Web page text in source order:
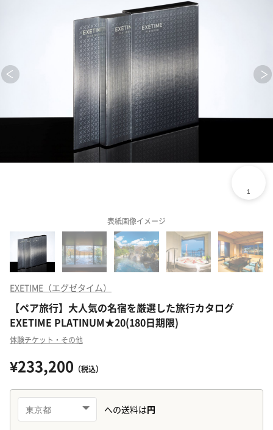
表紙画像イメージ
EXETIME（エグゼタイム）
【ペア旅行】大人気の名宿を厳選した旅行カタログ
EXETIME PLATINUM★20(180日期限)
体験チケット・その他
¥233,200 （税込）